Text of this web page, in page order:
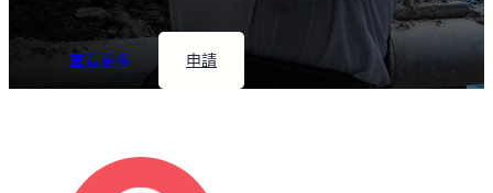
查看更多 申請